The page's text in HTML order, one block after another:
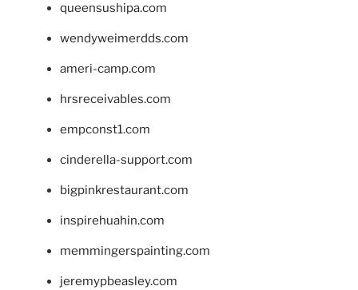
queensushipa.com
wendyweimerdds.com
ameri-camp.com
hrsreceivables.com
empconst1.com
cinderella-support.com
bigpinkrestaurant.com
inspirehuahin.com
memmingerspainting.com
jeremypbeasley.com